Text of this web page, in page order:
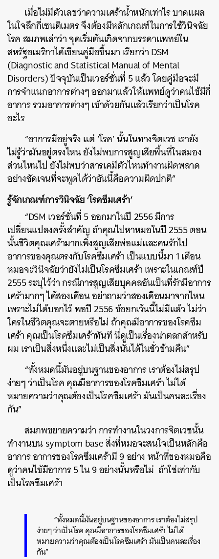
เมื่อไม่มีตัวเลขว่าความเศร้าน้ำหนักเท่าไร บาดแผล
ในใจลึกกี่เซนติเมตร จึงต้องมีหลักเกณฑ์ในการใช้วินิจฉัย
โรค สมภพเล่าว่า จุดเริ่มต้นเกิดจากบรรดาแพทย์ใน
สหรัฐอเมริกาได้เขียนคู่มือขึ้นมา เรียกว่า DSM
(Diagnostic and Statistical Manual of Mental
Disorders)ปัจจุบันเป็นเวอร์ชั่นที่ 5 แล้ว โดยคู่มือจะมี
การจำแนกอาการต่างๆ ออกมาแล้วให้แพทย์ดูว่าคนไข้มีกี่
อาการ รวมอาการต่างๆ เข้าด้วยกันแล้วเรียกว่าเป็นโรค
อะไร
“อาการมีอยู่จริง แต่ ‘โรค’ นั้นในทางจิตเวช เรายัง
ไม่รู้ว่ามันอยู่ตรงไหน ยังไม่พบการสูญเสียพื้นที่ในสมอง
ส่วนไหนไป ยังไม่พบว่าสารเคมีตัวไหนทำงานผิดพลาด
อย่างชัดเจนที่จะพูดได้ว่าอันนี้คือความผิดปกติ”
รู้จักเกณฑ์การวินิจฉัย ‘โรคซึมเศร้า’
“DSM เวอร์ชั่นที่ 5 ออกมาในปี 2556 มีการ
เปลี่ยนแปลงครั้งสำคัญ ถ้าคุณไปหาหมอในปี 2555 ตอน
นั้นชีวิตคุณเศร้ามากเพิ่งสูญเสียพ่อแม่และคนรักไป
อาการของคุณตรงกับโรคซึมเศร้า เป็นแบบนี้มา 1 เดือน
หมอจะวินิจฉัยว่ายังไม่เป็นโรคซึมเศร้า เพราะในเกณฑ์ปี
2555 ระบุไว้ว่า กรณีการสูญเสียบุคคลอันเป็นที่รักมีอาการ
เศร้ามากๆ ได้สองเดือน อย่าถามว่าสองเดือนมาจากไหน
เพราะไม่ได้บอกไว้ พอปี 2556 ข้อยกเว้นนี้ไม่มีแล้ว ไม่ว่า
ใครในชีวิตคุณจะตายหรือไม่ ถ้าคุณมีอาการของโรคซึม
เศร้า คุณเป็นโรคซึมเศร้าทันที นี่ดูเป็นเรื่องน่าตลกสำหรับ
ผม เราเป็นสิ่งหนึ่งและไม่เป็นสิ่งนั้นได้ในชั่วข้ามคืน”
“ทั้งหมดนี้มันอยู่บนฐานของอาการ เราต้องไม่สรุป
ง่ายๆ ว่าเป็นโรค คุณมีอาการของโรคซึมเศร้า ไม่ได้
หมายความว่าคุณต้องเป็นโรคซึมเศร้า มันเป็นคนละเรื่อง
กัน”
สมภพขยายความว่า การทำงานในวงการจิตเวชนั้น
ทำงานบน symptom base สิ่งที่หมอจะสนใจเป็นหลักคือ
อาการ อาการของโรคซึมเศร้ามี 9 อย่าง หน้าที่ของหมอคือ
ดูว่าคนไข้มีอาการ 5 ใน 9 อย่างนั้นหรือไม่ ถ้าใช่เท่ากับ
เป็นโรคซึมเศร้า
“ทั้งหมดนี้มันอยู่บนฐานของอาการ เราต้องไม่สรุป
ง่ายๆ ว่าเป็นโรค คุณมีอาการของโรคซึมเศร้า ไม่ได้
หมายความว่าคุณต้องเป็นโรคซึมเศร้า มันเป็นคนละเรื่อง
กัน”